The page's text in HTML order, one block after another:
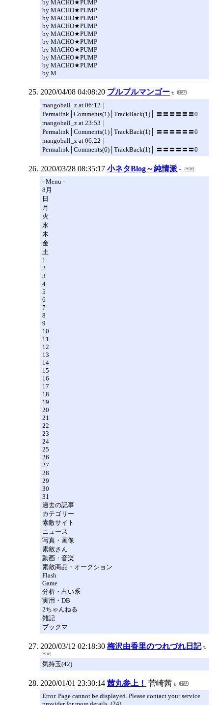
by MACHO★PUMP
by MACHO★PUMP
by MACHO★PUMP
by MACHO★PUMP
by MACHO★PUMP
by MACHO★PUMP
by MACHO★PUMP
by MACHO★PUMP
by MACHO★PUMP
by M
2020/04/08 04:08:20 プルプルマンゴー
mangoball_z at 06:12｜
Permalink│Comments(1)│TrackBack(1)│ 〓〓〓〓〓〓0
mangoball_z at 23:53｜
Permalink│Comments(1)│TrackBack(1)│ 〓〓〓〓〓〓0
mangoball_z at 06:22｜
Permalink│Comments(6)│TrackBack(1)│ 〓〓〓〓〓〓0
2020/03/28 08:35:17 小ネタBlog～純情派
- Menu -
8月
日
月
火
水
木
金
土
1
2
3
4
5
6
7
8
9
10
11
12
13
14
15
16
17
18
19
20
21
22
23
24
25
26
27
28
29
30
31
過去の記事
カテゴリー
素敵サイト
ニュース
写真・画像
素敵さん
動画・音楽
素敵商品・オークション
Flash
Game
分析・占い系
実用・DB
2ちゃんねる
雑記
ブックマ
2020/03/12 02:18:30 梅沢由香里のつれづれ日記
気持玉(42)
2020/01/01 23:30:14 茜丸参上！ 菅崎茜
Error. Page cannot be displayed. Please contact your service